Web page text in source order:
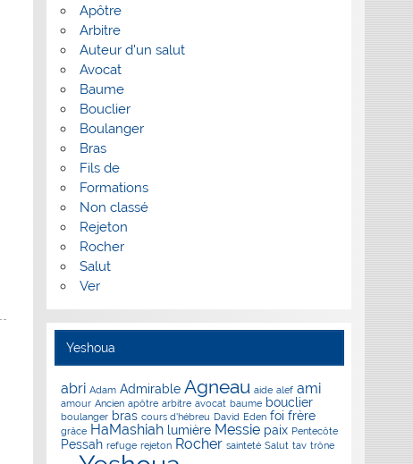
Apôtre
Arbitre
Auteur d'un salut
Avocat
Baume
Bouclier
Boulanger
Bras
Fils de
Formations
Non classé
Rejeton
Rocher
Salut
Ver
Yeshoua
abri Adam Admirable Agneau aide alef ami
amour Ancien apôtre arbitre avocat baume bouclier
boulanger bras cours d'hébreu David Eden foi frère
grâce HaMashiah lumière Messie paix Pentecôte
Pessah refuge rejeton Rocher sainteté Salut tav trône